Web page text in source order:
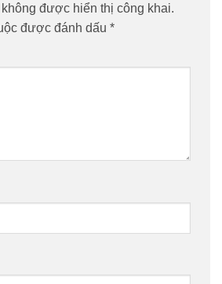
được hiển thị công khai.
được đánh dấu *